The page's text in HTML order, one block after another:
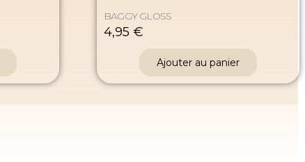
BAGGY GLOSS
4,95 €
Ajouter au panier